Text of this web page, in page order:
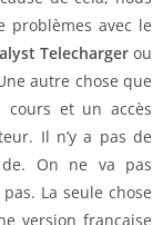
problèmes avec le
Telechargerou
autre chose que
et un accès
Il n’y a pas de
de. On ne va pas
La seule chose
version française